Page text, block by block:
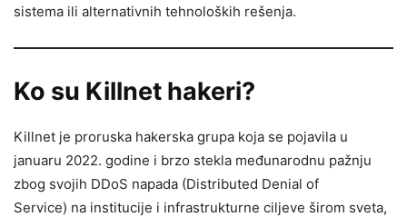
sistema ili alternativnih tehnoloških rešenja.
Ko su Killnet hakeri?
Killnet je proruska hakerska grupa koja se pojavila u
januaru 2022. godine i brzo stekla međunarodnu pažnju
zbog svojih DDoS napada (Distributed Denial of
Service) na institucije i infrastrukturne ciljeve širom sveta,